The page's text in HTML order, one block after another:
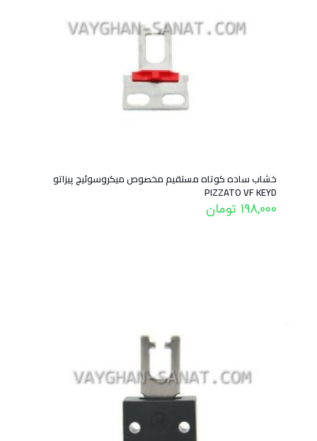
خشاب ساده کوتاه مستقیم مخصوص میکروسوئیچ پیزاتو
PIZZATO VF KEYD
198,000 تومان